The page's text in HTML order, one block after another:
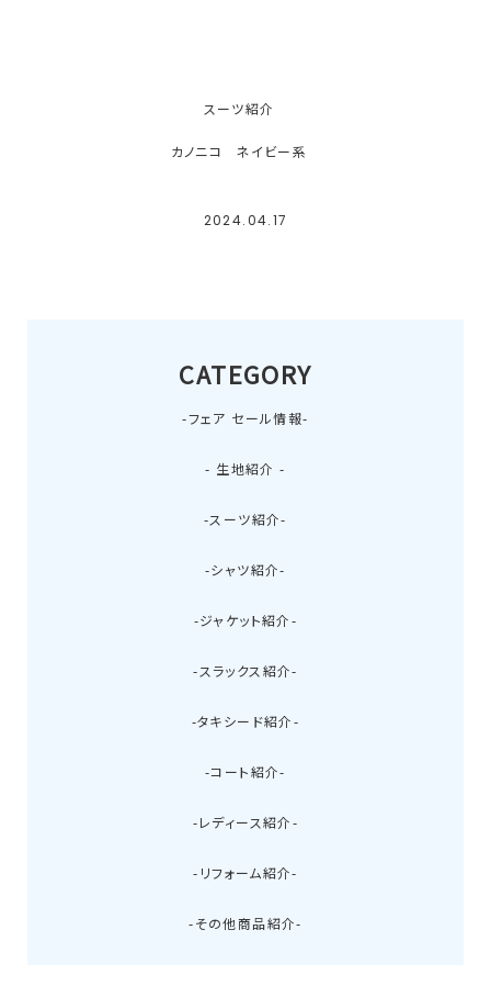
スーツ紹介
カノニコ ネイビー系
2024.04.17
CATEGORY
-フェア セール情報-
- 生地紹介 -
-スーツ紹介-
-シャツ紹介-
-ジャケット紹介-
-スラックス紹介-
-タキシード紹介-
-コート紹介-
-レディース紹介-
-リフォーム紹介-
-その他商品紹介-